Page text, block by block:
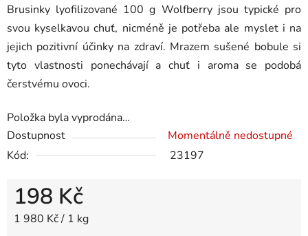
Brusinky lyofilizované 100 g Wolfberry jsou typické pro
svou kyselkavou chuť, nicméně je potřeba ale myslet i na
jejich pozitivní účinky na zdraví. Mrazem sušené bobule si
tyto vlastnosti ponechávají a chuť i aroma se podobá
čerstvému ovoci.
Položka byla vyprodána…
Dostupnost
Momentálně nedostupné
Kód:
23197
198 Kč
Měrná cena:
1 980 Kč / 1 kg